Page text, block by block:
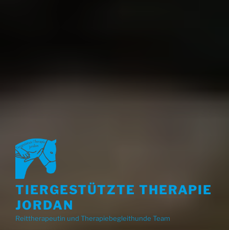
TIERGESTÜTZTE THERAPIE
JORDAN
Reittherapeutin und Therapiebegleithunde Team